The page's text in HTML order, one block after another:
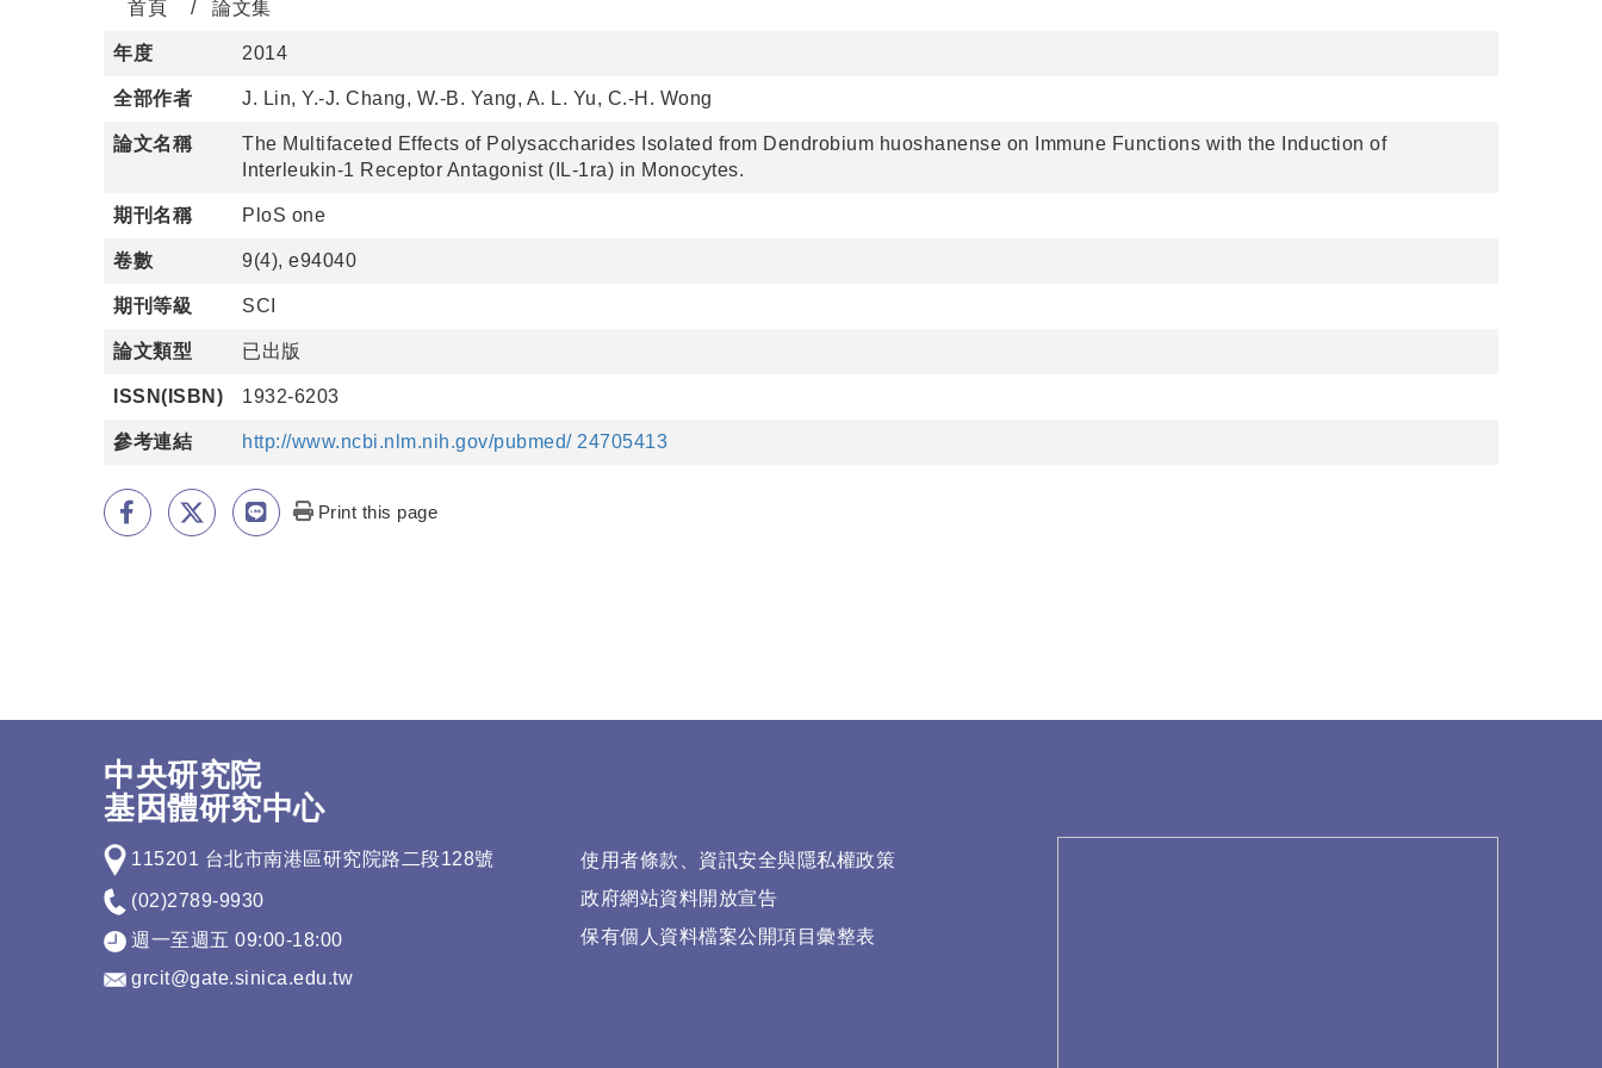
首頁 論文集
年度 2014
全部作者 J. Lin, Y.-J. Chang, W.-B. Yang, A. L. Yu, C.-H. Wong
論文名稱
The Multifaceted Effects of Polysaccharides Isolated from Dendrobium huoshanense on Immune Functions with the Induction of
Interleukin-1 Receptor Antagonist (IL-1ra) in Monocytes.
期刊名稱 PloS one
卷數 9(4), e94040
期刊等級 SCI
論文類型 已出版
ISSN(ISBN) 1932-6203
參考連結 http://www.ncbi.nlm.nih.gov/pubmed/ 24705413
Print this page
中央研究院
基因體研究中心
115201 台北市南港區研究院路二段128號
(02)2789-9930
週一至週五 09:00-18:00
grcit@gate.sinica.edu.tw
使用者條款、資訊安全與隱私權政策
政府網站資料開放宣告
保有個人資料檔案公開項目彙整表